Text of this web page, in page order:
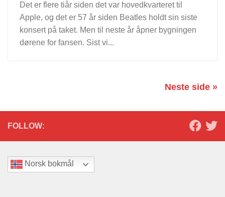
Det er flere tiår siden det var hovedkvarteret til
Apple, og det er 57 år siden Beatles holdt sin siste
konsert på taket. Men til neste år åpner bygningen
dørene for fansen. Sist vi...
Neste side »
FOLLOW:
Norsk bokmål